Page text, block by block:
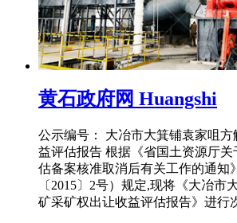
黄石政府网 Huangshi
公示编号： 大冶市大箕铺袁家咀
益评估报告 根据《省国土资源厅
估备案核准取消后有关工作的通知
〔2015〕2号）规定,现将《大冶市
矿采矿权出让收益评估报告》进行